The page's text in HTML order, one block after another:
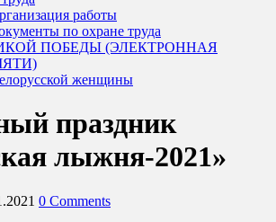
работы
по охране труда
ПОБЕДЫ (ЭЛЕКТРОННАЯ
женщины
праздник
лыжня-2021»
0 Comments